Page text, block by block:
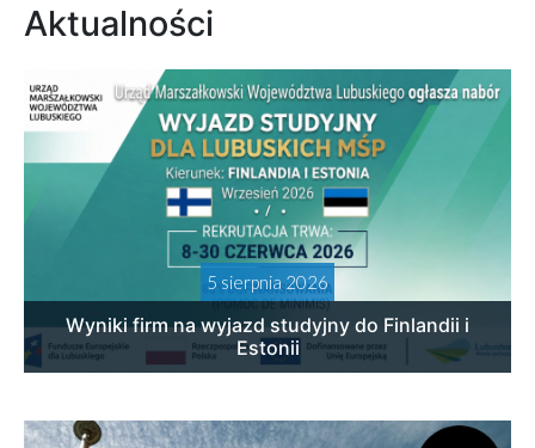
Aktualności
5 sierpnia 2026
Wyniki firm na wyjazd studyjny do Finlandii i
Estonii